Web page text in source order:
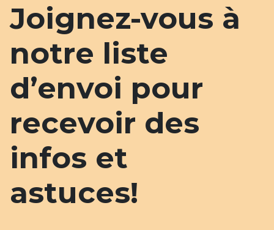
Joignez-vous à
notre liste
d’envoi pour
recevoir des
infos et
astuces!